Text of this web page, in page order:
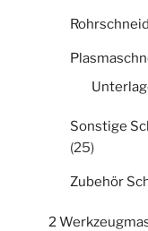
Sonstige
(25)
Zubehör
2